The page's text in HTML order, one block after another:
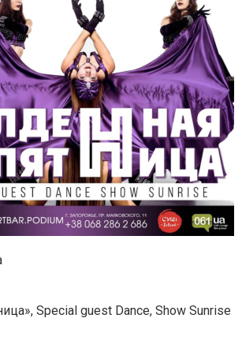
Special guest Dance, Show Sunrise